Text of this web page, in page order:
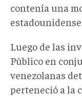
contenía una
Luego de las
Público en
venezolanas
perteneció a la